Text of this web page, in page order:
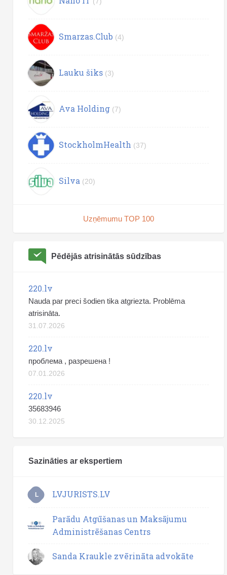
Smarzas.Club (4)
Lauku šiks (3)
Ava Holding (7)
StockholmHealth (37)
Silva (20)
Uzņēmumu TOP 100
Pēdējās atrisinātās sūdzības
220.lv
Nauda par preci šodien tika atgriezta. Problēma
atrisināta.
31.07.2026
220.lv
проблема , разрешена !
07.01.2026
220.lv
35683946
30.12.2025
Sazināties ar ekspertiem
L LVJURISTS.LV
Parādu Atgūšanas un Maksājumu
Administrēšanas Centrs
Sanda Kraukle zvērināta advokāte